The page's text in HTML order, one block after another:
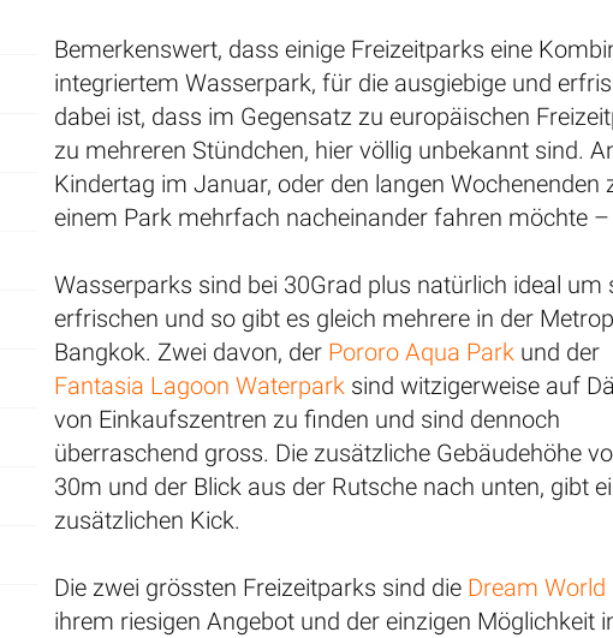
Bemerkenswert, dass einige Freizeitparks eine
integriertem Wasserpark, für die ausgiebige und
dabei ist, dass im Gegensatz zu europäischen
zu mehreren Stündchen, hier völlig unbekannt sind.
Kindertag im Januar, oder den langen
einem Park mehrfach nacheinander fahren möchte
Wasserparks sind bei 30Grad plus natürlich ideal um
erfrischen und so gibt es gleich mehrere in der
Bangkok. Zwei davon, der Pororo Aqua Park und der
Fantasia Lagoon Waterpark sind witzigerweise auf
von Einkaufszentren zu finden und sind dennoch
überraschend gross. Die zusätzliche Gebäudehöhe
30m und der Blick aus der Rutsche nach unten, gibt
zusätzlichen Kick.
Die zwei grössten Freizeitparks sind die Dream World
ihrem riesigen Angebot und der einzigen Möglichkeit